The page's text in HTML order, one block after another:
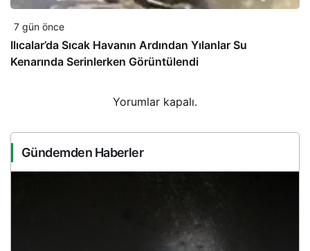
7 gün önce
Ilıcalar’da Sıcak Havanın Ardından Yılanlar Su
Kenarında Serinlerken Görüntülendi
Yorumlar kapalı.
Gündemden Haberler